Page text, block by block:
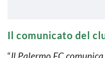
Il comunicato del
“Il Palermo FC